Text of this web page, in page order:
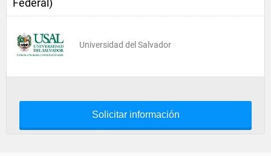
Federal)
Universidad del Salvador
Solicitar información